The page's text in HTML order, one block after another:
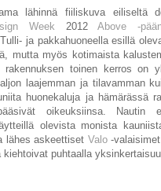
lähinnä fiiliskuva eiliseltä
Week 2012Above -
ja pakkahuoneella esillä
mutta myös kotimaista
rakennuksen toinen kerros on
laajemman ja tilavamman
huonekaluja ja hämärässä
oikeuksiinsa. Nautin
olevista monista
lähes askeettiset Valo-
puhtaalla